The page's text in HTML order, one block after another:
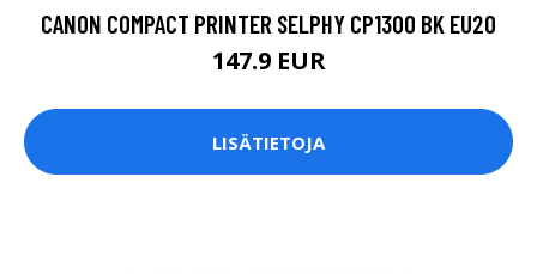
CANON COMPACT PRINTER SELPHY CP1300 BK EU20
147.9 EUR
LISÄTIETOJA